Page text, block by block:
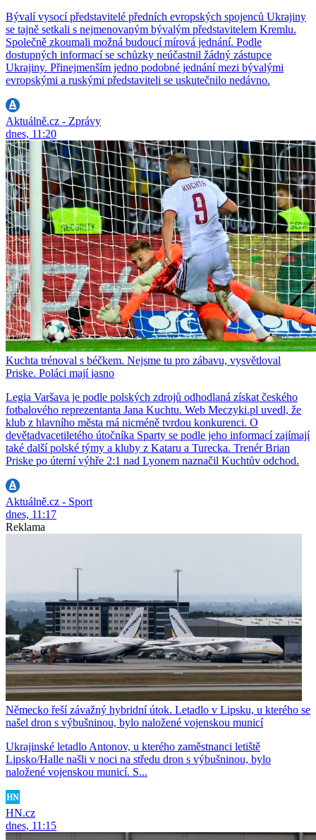
Bývalí vysocí představitelé předních evropských spojenců Ukrajiny
se tajně setkali s nejmenovaným bývalým představitelem Kremlu.
Společně zkoumali možná budoucí mírová jednání. Podle
dostupných informací se schůzky neúčastnil žádný zástupce
Ukrajiny. Přinejmenším jedno podobné jednání mezi bývalými
evropskými a ruskými představiteli se uskutečnilo nedávno.
Aktuálně.cz - Zprávy
dnes, 11:20
Kuchta trénoval s béčkem. Nejsme tu pro zábavu, vysvětloval
Priske. Poláci mají jasno
Legia Varšava je podle polských zdrojů odhodlaná získat českého
fotbalového reprezentanta Jana Kuchtu. Web Meczyki.pl uvedl, že
klub z hlavního města má nicméně tvrdou konkurenci. O
devětadvacetiletého útočníka Sparty se podle jeho informací zajímají
také další polské týmy a kluby z Kataru a Turecka. Trenér Brian
Priske po úterní výhře 2:1 nad Lyonem naznačil Kuchtův odchod.
Aktuálně.cz - Sport
dnes, 11:17
Reklama
Německo řeší závažný hybridní útok. Letadlo v Lipsku, u kterého se
našel dron s výbušninou, bylo naložené vojenskou municí
Ukrajinské letadlo Antonov, u kterého zaměstnanci letiště
Lipsko/Halle našli v noci na středu dron s výbušninou, bylo
naložené vojenskou municí. S...
HN.cz
dnes, 11:15